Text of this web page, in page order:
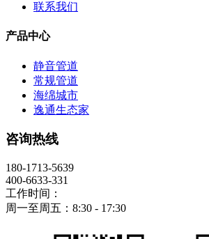
联系我们
产品中心
静音管道
常规管道
海绵城市
逸通生态家
咨询热线
180-1713-5639
400-6633-331
工作时间：
周一至周五：8:30 - 17:30